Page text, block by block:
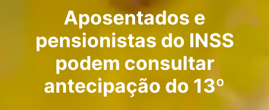
Aposentados e
pensionistas do INSS
podem consultar
antecipação do 13º